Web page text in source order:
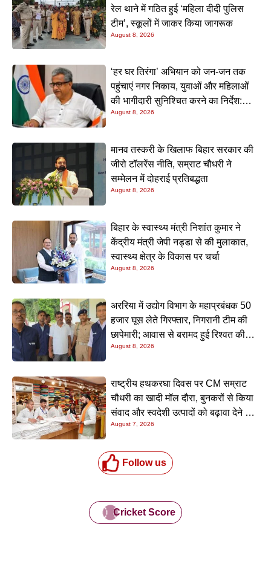
रेल थाने में गठित हुई ‘महिला दीदी पुलिस
टीम’, स्कूलों में जाकर किया जागरूक
August 8, 2026
‘हर घर तिरंगा’ अभियान को जन-जन तक
पहुंचाएं नगर निकाय, युवाओं और महिलाओं
की भागीदारी सुनिश्चित करने का निर्देश:
नीतीश मिश्रा
August 8, 2026
मानव तस्करी के खिलाफ बिहार सरकार की
जीरो टॉलरेंस नीति, सम्राट चौधरी ने
सम्मेलन में दोहराई प्रतिबद्धता
August 8, 2026
बिहार के स्वास्थ्य मंत्री निशांत कुमार ने
केंद्रीय मंत्री जेपी नड्डा से की मुलाकात,
स्वास्थ्य क्षेत्र के विकास पर चर्चा
August 8, 2026
अररिया में उद्योग विभाग के महाप्रबंधक 50
हजार घूस लेते गिरफ्तार, निगरानी टीम की
छापेमारी; आवास से बरामद हुई रिश्वत की
रकम
August 8, 2026
राष्ट्रीय हथकरघा दिवस पर CM सम्राट
चौधरी का खादी मॉल दौरा, बुनकरों से किया
संवाद और स्वदेशी उत्पादों को बढ़ावा देने की
अपील
August 7, 2026
Follow us
Cricket Score